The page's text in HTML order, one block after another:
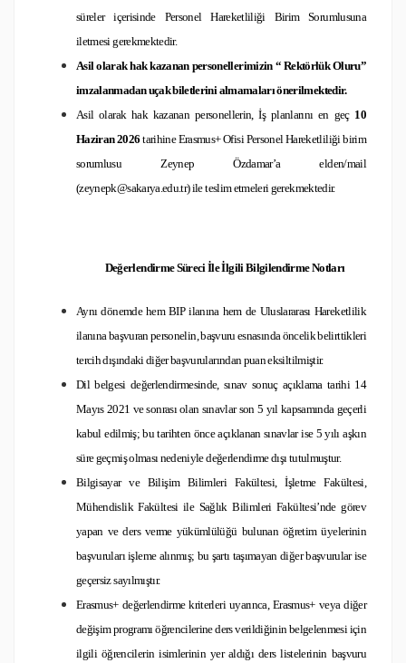
süreler içerisinde Personel Hareketliliği Birim Sorumlusuna
iletmesi gerekmektedir.
Asil olarak hak kazanan personellerimizin “ Rektörlük Oluru”
imzalanmadan uçak biletlerini almamaları önerilmektedir.
Asil olarak hak kazanan personellerin, İş planlarını en geç 10
Haziran 2026 tarihine Erasmus+ Ofisi Personel Hareketliliği birim
sorumlusu Zeynep Özdamar’a elden/mail
(zeynepk@sakarya.edu.tr) ile teslim etmeleri gerekmektedir.
Değerlendirme Süreci İle İlgili Bilgilendirme Notları
Aynı dönemde hem BIP ilanına hem de Uluslararası Hareketlilik
ilanına başvuran personelin, başvuru esnasında öncelik belirttikleri
tercih dışındaki diğer başvurularından puan eksiltilmiştir.
Dil belgesi değerlendirmesinde, sınav sonuç açıklama tarihi 14
Mayıs 2021 ve sonrası olan sınavlar son 5 yıl kapsamında geçerli
kabul edilmiş; bu tarihten önce açıklanan sınavlar ise 5 yılı aşkın
süre geçmiş olması nedeniyle değerlendirme dışı tutulmuştur.
Bilgisayar ve Bilişim Bilimleri Fakültesi, İşletme Fakültesi,
Mühendislik Fakültesi ile Sağlık Bilimleri Fakültesi’nde görev
yapan ve ders verme yükümlülüğü bulunan öğretim üyelerinin
başvuruları işleme alınmış; bu şartı taşımayan diğer başvurular ise
geçersiz sayılmıştır.
Erasmus+ değerlendirme kriterleri uyarınca, Erasmus+ veya diğer
değişim programı öğrencilerine ders verildiğinin belgelenmesi için
ilgili öğrencilerin isimlerinin yer aldığı ders listelerinin başvuru